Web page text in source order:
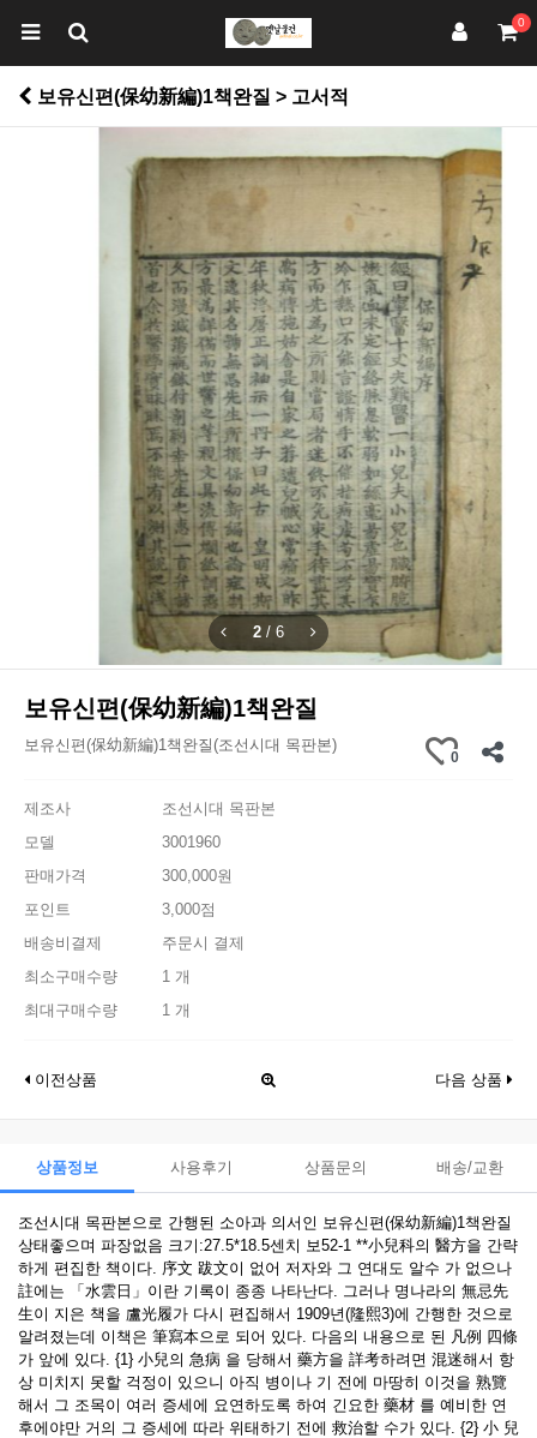
0
보유신편(保幼新編)1책완질 > 고서적
2 / 6
보유신편(保幼新編)1책완질
보유신편(保幼新編)1책완질(조선시대 목판본)
0
제조사
조선시대 목판본
모델
3001960
판매가격
300,000원
포인트
3,000점
배송비결제
주문시 결제
최소구매수량
1 개
최대구매수량
1 개
이전상품 다음 상품
상품정보 사용후기 상품문의 배송/교환
조선시대 목판본으로 간행된 소아과 의서인 보유신편(保幼新編)1책완질
상태좋으며 파장없음 크기:27.5*18.5센치 보52-1 **小兒科의 醫方을 간략
하게 편집한 책이다. 序文 跋文이 없어 저자와 그 연대도 알수 가 없으나
註에는 「水雲日」이란 기록이 종종 나타난다. 그러나 명나라의 無忌先
生이 지은 책을 盧光履가 다시 편집해서 1909년(隆熙3)에 간행한 것으로
알려졌는데 이책은 筆寫本으로 되어 있다. 다음의 내용으로 된 凡例 四條
가 앞에 있다. {1} 小兒의 急病 을 당해서 藥方을 詳考하려면 混迷해서 항
상 미치지 못할 걱정이 있으니 아직 병이나 기 전에 마땅히 이것을 熟覽
해서 그 조목이 여러 증세에 요연하도록 하여 긴요한 藥材 를 예비한 연
후에야만 거의 그 증세에 따라 위태하기 전에 救治할 수가 있다. {2} 小 兒